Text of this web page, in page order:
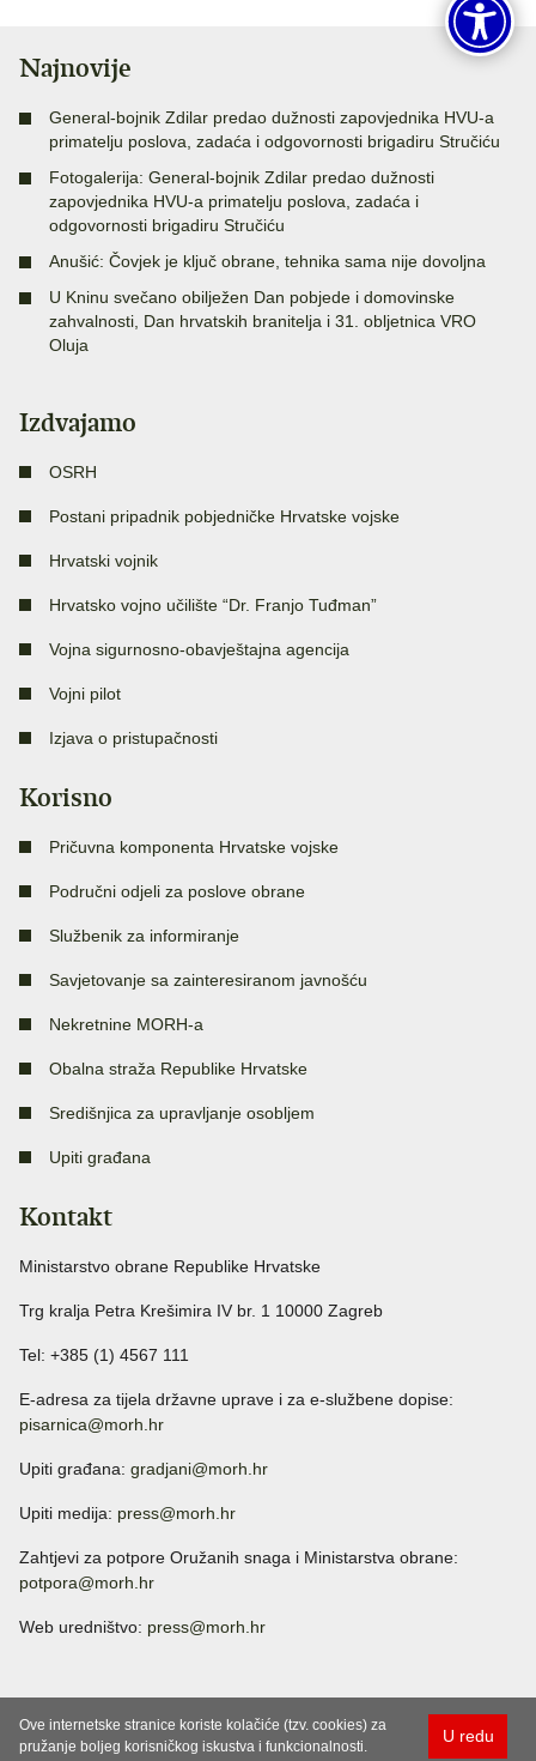
Najnovije
General-bojnik Zdilar predao dužnosti zapovjednika HVU-a
primatelju poslova, zadaća i odgovornosti brigadiru Stručiću
Fotogalerija: General-bojnik Zdilar predao dužnosti
zapovjednika HVU-a primatelju poslova, zadaća i
odgovornosti brigadiru Stručiću
Anušić: Čovjek je ključ obrane, tehnika sama nije dovoljna
U Kninu svečano obilježen Dan pobjede i domovinske
zahvalnosti, Dan hrvatskih branitelja i 31. obljetnica VRO
Oluja
Izdvajamo
OSRH
Postani pripadnik pobjedničke Hrvatske vojske
Hrvatski vojnik
Hrvatsko vojno učilište “Dr. Franjo Tuđman”
Vojna sigurnosno-obavještajna agencija
Vojni pilot
Izjava o pristupačnosti
Korisno
Pričuvna komponenta Hrvatske vojske
Područni odjeli za poslove obrane
Službenik za informiranje
Savjetovanje sa zainteresiranom javnošću
Nekretnine MORH-a
Obalna straža Republike Hrvatske
Središnjica za upravljanje osobljem
Upiti građana
Kontakt
Ministarstvo obrane Republike Hrvatske
Trg kralja Petra Krešimira IV br. 1 10000 Zagreb
Tel: +385 (1) 4567 111
E-adresa za tijela državne uprave i za e-službene dopise:
pisarnica@morh.hr
Upiti građana: gradjani@morh.hr
Upiti medija: press@morh.hr
Zahtjevi za potpore Oružanih snaga i Ministarstva obrane:
potpora@morh.hr
Web uredništvo: press@morh.hr
U redu
Ove internetske stranice koriste kolačiće (tzv. cookies) za
pružanje boljeg korisničkog iskustva i funkcionalnosti.